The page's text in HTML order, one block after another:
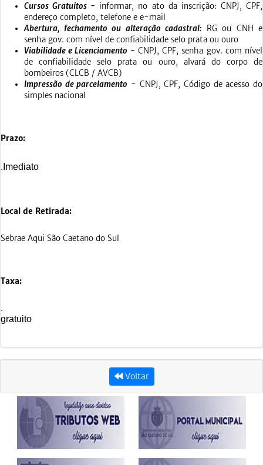
Cursos Gratuitos - informar, no ato da inscrição: CNPJ, CPF,
endereço completo, telefone e e-mail
Abertura, fechamento ou alteração cadastral: RG ou CNH e
senha gov. com nível de confiabilidade selo prata ou ouro
Viabilidade e Licenciamento - CNPJ, CPF, senha gov. com nível
de confiabilidade selo prata ou ouro, alvará do corpo de
bombeiros (CLCB / AVCB)
Impressão de parcelamento - CNPJ, CPF, Código de acesso do
simples nacional
Prazo:
. Imediato
Local de Retirada:
Sebrae Aqui São Caetano do Sul
Taxa:
.
gratuito
Voltar